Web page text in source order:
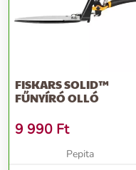
FISKARS SOLID™
FŰNYÍRÓ OLLÓ
9 990 Ft
Pepita